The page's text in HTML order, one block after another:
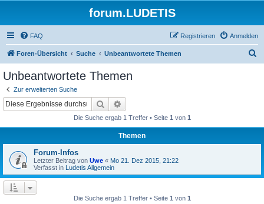
forum.LUDETIS
FAQ Anmelden
Registrieren
Foren-Übersicht Suche Unbeantwortete Themen
Unbeantwortete Themen
Zur erweiterten Suche
Suche
Die Suche ergab 1 Treffer • Seite 1 von 1
Themen
Forum-Infos
Letzter Beitrag von Uwe « Mo 21. Dez 2015, 21:22
Verfasst in Ludetis Allgemein
Die Suche ergab 1 Treffer • Seite 1 von 1